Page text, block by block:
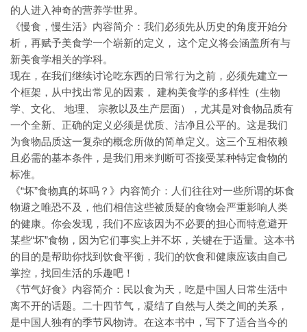
的人进入神奇的营养学世界。
《慢食，慢生活》内容简介：我们必须先从历史的角度开始分
析，再赋予美食学一个崭新的定义， 这个定义将会涵盖所有与
新美食学相关的学科。
现在，在我们继续讨论吃东西的日常行为之前，必须先建立一
个框架，从中找出常见的因素， 建构美食学的多样性（生物
学、文化、 地理、 宗教以及生产层面），尤其是对食物品质有
一个全新、正确的定义必须是优质、洁净且公平的。这是我们
为食物品质这一复杂的概念所做的简单定义。这三个互相依赖
且必需的基本条件，是我们用来判断可否接受某种特定食物的
标准。
《“坏”食物真的坏吗？》内容简介：人们往往对一些所谓的坏食
物避之唯恐不及，他们相信这些被质疑的食物会严重影响人类
的健康。你会发现，我们不应该因为不必要的担心而特意避开
某些“坏”食物，因为它们事实上并不坏，关键在于适量。这本书
的目的是帮助你找到饮食平衡，我们的饮食和健康应该由自己
掌控，找回生活的乐趣吧！
《节气好食》内容简介：民以食为天，吃是中国人日常生活中
离不开的话题。二十四节气，凝结了自然与人类之间的关系，
是中国人独有的季节风物诗。在这本书中，写下了适合当今的